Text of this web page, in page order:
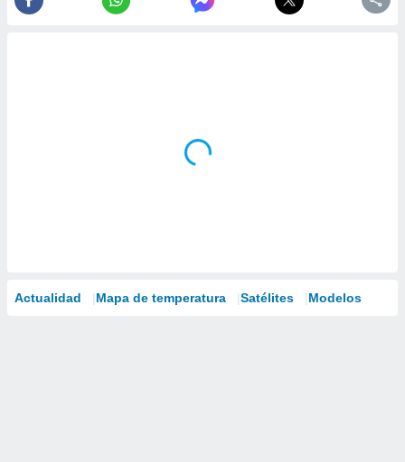
Actualidad Mapa de temperatura Satélites Modelos